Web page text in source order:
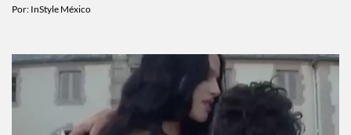
Por: InStyle México